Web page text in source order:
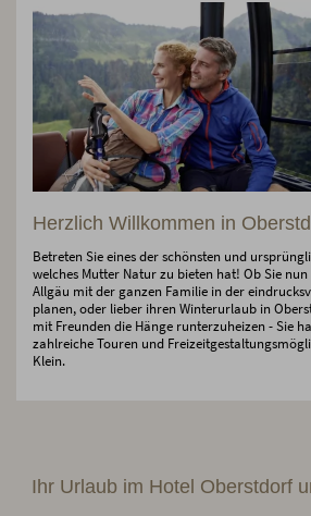
Herzlich Willkommen in
Betreten Sie eines der schönsten und
welches Mutter Natur zu bieten hat! Ob Sie
Allgäu mit der ganzen Familie in der
planen, oder lieber ihren Winterurlaub in
mit Freunden die Hänge runterzuheizen - Sie
zahlreiche Touren und
Klein.
Ihr Urlaub im Hotel Oberstdorf